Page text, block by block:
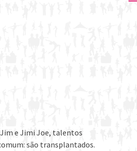
e Jimi Joe, talentos
são transplantados.